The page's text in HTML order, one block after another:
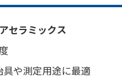
セラミックス
具や測定用途に最適